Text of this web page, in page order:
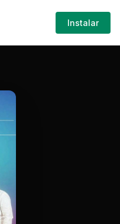
Harryson-ire-omaInstalar